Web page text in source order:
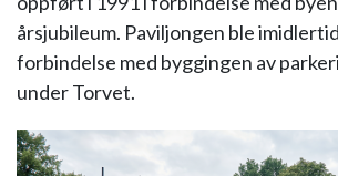
årsjubileum. Paviljongen ble
forbindelse med byggingen av
under Torvet.